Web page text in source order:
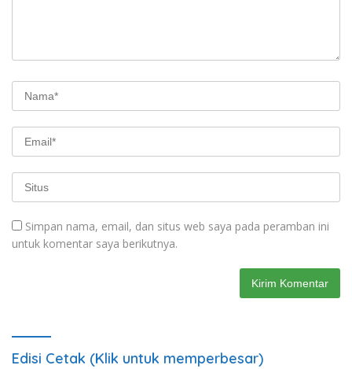
Simpan nama, email, dan situs web saya pada peramban ini
untuk komentar saya berikutnya.
Edisi Cetak (Klik untuk memperbesar)